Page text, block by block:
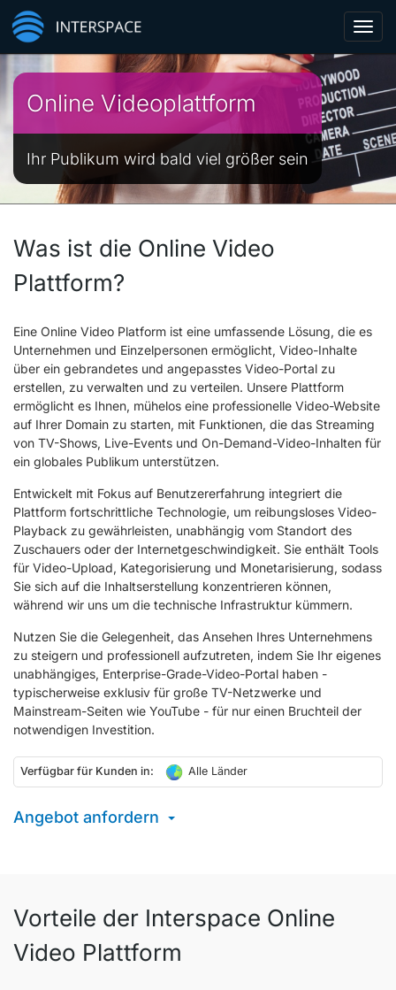
Online Videoplattform
Ihr Publikum wird bald viel größer sein
Was ist die Online Video
Plattform?
Eine Online Video Platform ist eine umfassende Lösung, die es
Unternehmen und Einzelpersonen ermöglicht, Video-Inhalte
über ein gebrandetes und angepasstes Video-Portal zu
erstellen, zu verwalten und zu verteilen. Unsere Plattform
ermöglicht es Ihnen, mühelos eine professionelle Video-Website
auf Ihrer Domain zu starten, mit Funktionen, die das Streaming
von TV-Shows, Live-Events und On-Demand-Video-Inhalten für
ein globales Publikum unterstützen.
Entwickelt mit Fokus auf Benutzererfahrung integriert die
Plattform fortschrittliche Technologie, um reibungsloses Video-
Playback zu gewährleisten, unabhängig vom Standort des
Zuschauers oder der Internetgeschwindigkeit. Sie enthält Tools
für Video-Upload, Kategorisierung und Monetarisierung, sodass
Sie sich auf die Inhaltserstellung konzentrieren können,
während wir uns um die technische Infrastruktur kümmern.
Nutzen Sie die Gelegenheit, das Ansehen Ihres Unternehmens
zu steigern und professionell aufzutreten, indem Sie Ihr eigenes
unabhängiges, Enterprise-Grade-Video-Portal haben -
typischerweise exklusiv für große TV-Netzwerke und
Mainstream-Seiten wie YouTube - für nur einen Bruchteil der
notwendigen Investition.
Verfügbar für Kunden in: Alle Länder
Angebot anfordern
Vorteile der Interspace Online
Video Plattform